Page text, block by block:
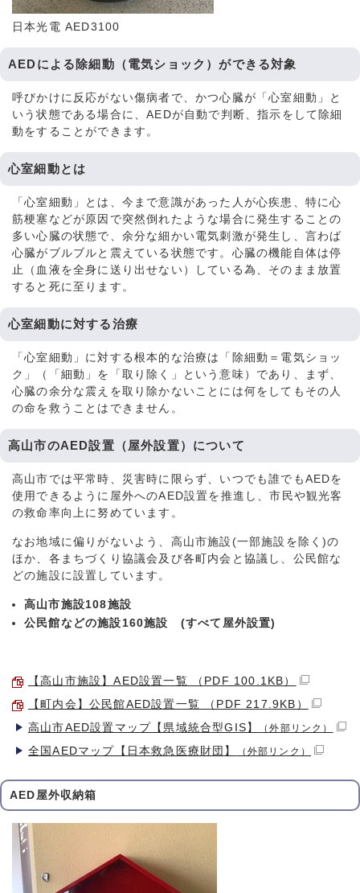
日本光電 AED3100
AEDによる除細動（電気ショック）ができる対象
呼びかけに反応がない傷病者で、かつ心臓が「心室細動」と
いう状態である場合に、AEDが自動で判断、指示をして除細
動をすることができます。
心室細動とは
「心室細動」とは、今まで意識があった人が心疾患、特に心
筋梗塞などが原因で突然倒れたような場合に発生することの
多い心臓の状態で、余分な細かい電気刺激が発生し、言わば
心臓がブルブルと震えている状態です。心臓の機能自体は停
止（血液を全身に送り出せない）している為、そのまま放置
すると死に至ります。
心室細動に対する治療
「心室細動」に対する根本的な治療は「除細動＝電気ショッ
ク」（「細動」を「取り除く」という意味）であり、まず、
心臓の余分な震えを取り除かないことには何をしてもその人
の命を救うことはできません。
高山市のAED設置（屋外設置）について
高山市では平常時、災害時に限らず、いつでも誰でもAEDを
使用できるように屋外へのAED設置を推進し、市民や観光客
の救命率向上に努めています。
なお地域に偏りがないよう、高山市施設(一部施設を除く)の
ほか、各まちづくり協議会及び各町内会と協議し、公民館な
どの施設に設置しています。
高山市施設108施設
公民館などの施設160施設 (すべて屋外設置)
【高山市施設】AED設置一覧 （PDF 100.1KB）
【町内会】公民館AED設置一覧 （PDF 217.9KB）
高山市AED設置マップ【県域統合型GIS】
（外部リンク）
全国AEDマップ【日本救急医療財団】 （外部リンク）
AED屋外収納箱